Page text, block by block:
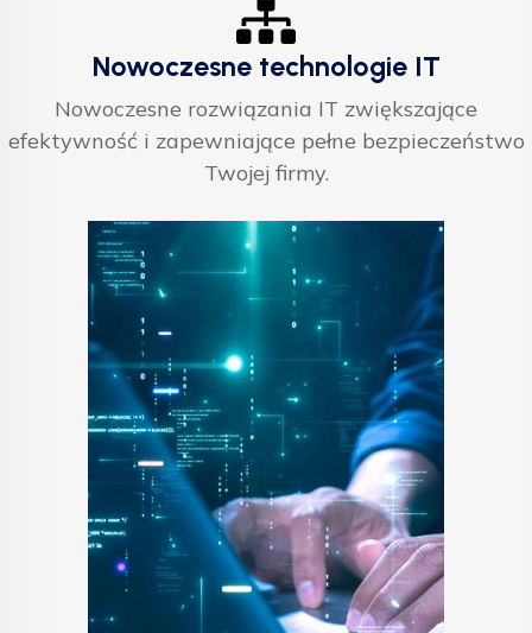
Nowoczesne technologie IT
Nowoczesne rozwiązania IT zwiększające
efektywność i zapewniające pełne bezpieczeństwo
Twojej firmy.